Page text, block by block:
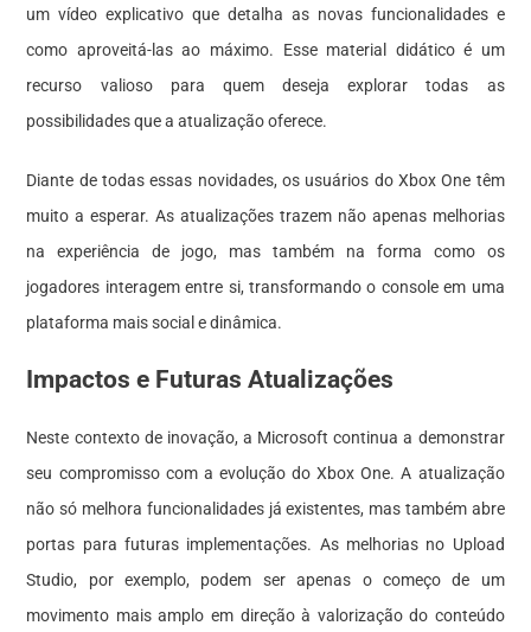
um vídeo explicativo que detalha as novas funcionalidades e
como aproveitá-las ao máximo. Esse material didático é um
recurso valioso para quem deseja explorar todas as
possibilidades que a atualização oferece.
Diante de todas essas novidades, os usuários do Xbox One têm
muito a esperar. As atualizações trazem não apenas melhorias
na experiência de jogo, mas também na forma como os
jogadores interagem entre si, transformando o console em uma
plataforma mais social e dinâmica.
Impactos e Futuras Atualizações
Neste contexto de inovação, a Microsoft continua a demonstrar
seu compromisso com a evolução do Xbox One. A atualização
não só melhora funcionalidades já existentes, mas também abre
portas para futuras implementações. As melhorias no Upload
Studio, por exemplo, podem ser apenas o começo de um
movimento mais amplo em direção à valorização do conteúdo